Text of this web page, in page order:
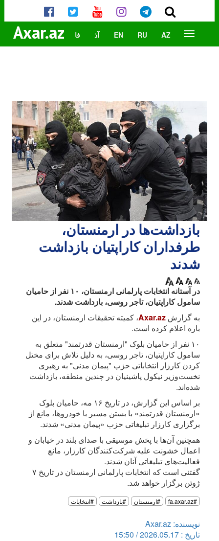
Axar.az AZ
RU
EN آذ فا
بازداشت‌ها در ارمنستان،
طرفداران کاراپتیان بازداشت
شدند
در آستانه انتخابات پارلمانی ارمنستان، ۱۰ نفر از حامیان
سامول کاراپتیان، تاجر روسی، بازداشت شدند.
به گزارش Axar.az، کمیته تحقیقات ارمنستان، در این
باره اعلام کرده است.
۱۰ نفر از حامیان بلوک "ارمنستان قدرتمند" متعلق به
سامول کاراپتیان، تاجر روسی، به دلیل تلاش برای مختل
کردن کارزار انتخاباتی حزب "پیمان مدنی" به رهبری
نخست‌وزیر نیکول پاشینیان در چندین منطقه، بازداشت
شده‌اند.
بر اساس این گزارش، در تاریخ ۱۶ مه، حامیان بلوک
«ارمنستان قدرتمند» با بستن مسیر با خودروها، مانع از
برگزاری کارزار تبلیغاتی حزب «پیمان مدنی» شدند.
همچنین آن‌ها با پخش موسیقی با صدای بلند در خیابان و
اعمال خشونت علیه شرکت‌کنندگان کارزار، مانع
فعالیت‌های تبلیغاتی آنان شدند.
گفتنی است که انتخابات پارلمانی ارمنستان در تاریخ ۷
ژوئن برگزار خواهد شد.
#fa.axar.az #ارمنستان #بازداشت #انتخابات
نویسنده: Axar.az
تاریخ : 2026.05.17 / 15:50